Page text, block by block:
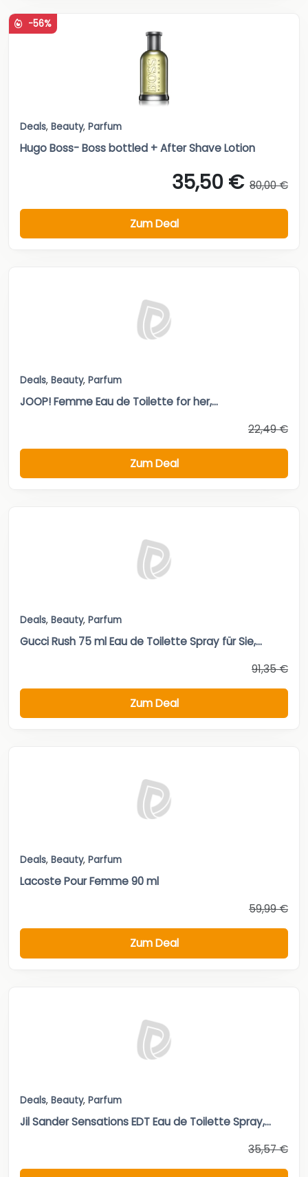
-56%
Deals, Beauty, Parfum
Hugo Boss- Boss bottled + After Shave Lotion
35,50 € 80,00 €
Zum Deal
Deals, Beauty, Parfum
JOOP! Femme Eau de Toilette for her,...
22,49 €
Zum Deal
Deals, Beauty, Parfum
Gucci Rush 75 ml Eau de Toilette Spray für Sie,...
91,35 €
Zum Deal
Deals, Beauty, Parfum
Lacoste Pour Femme 90 ml
59,99 €
Zum Deal
Deals, Beauty, Parfum
Jil Sander Sensations EDT Eau de Toilette Spray,...
35,57 €